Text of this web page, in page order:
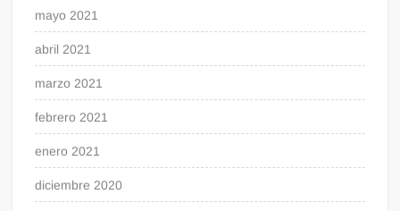
mayo 2021
abril 2021
marzo 2021
febrero 2021
enero 2021
diciembre 2020